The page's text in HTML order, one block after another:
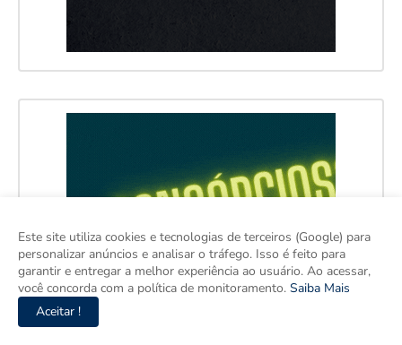
Este site utiliza cookies e tecnologias de terceiros (Google) para
personalizar anúncios e analisar o tráfego. Isso é feito para
garantir e entregar a melhor experiência ao usuário. Ao acessar,
você concorda com a política de monitoramento. Saiba Mais
Aceitar !